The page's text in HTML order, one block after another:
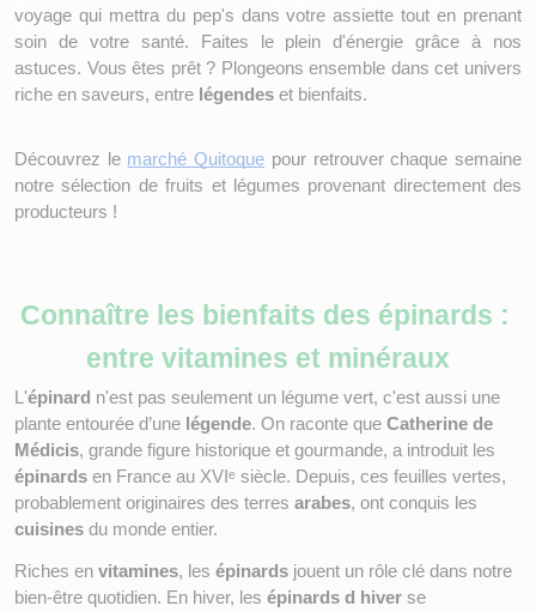
voyage qui mettra du pep's dans votre assiette tout en prenant
soin de votre santé. Faites le plein d'énergie grâce à nos
astuces. Vous êtes prêt ? Plongeons ensemble dans cet univers
riche en saveurs, entre légendes et bienfaits.
Découvrez le marché Quitoque pour retrouver chaque semaine
notre sélection de fruits et légumes provenant directement des
producteurs !
Connaître les bienfaits des épinards :
entre vitamines et minéraux
L'épinard n'est pas seulement un légume vert, c'est aussi une
plante entourée d’une légende. On raconte que Catherine de
Médicis
épinards en France au XVIᵉ siècle. Depuis, ces feuilles vertes,
probablement originaires des terres arabes
cuisines du monde entier.
Riches en vitamines, les épinards jouent un rôle clé dans notre
bien-être quotidien. En hiver, les épinards d hiver se